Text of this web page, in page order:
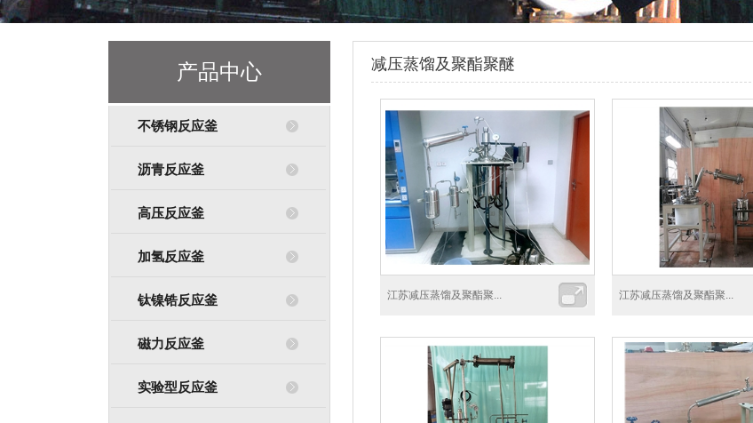
产品中心
不锈钢反应釜
沥青反应釜
高压反应釜
加氢反应釜
钛镍锆反应釜
磁力反应釜
实验型反应釜
减压蒸馏及聚酯聚醚
江苏减压蒸馏及聚酯聚... 江苏减压蒸馏及聚酯聚...